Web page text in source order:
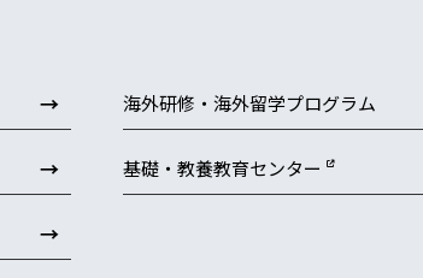
→ 海外研修・海外留学プログラム
→ 基礎・教養教育センター
→